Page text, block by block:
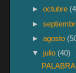
►octubre
►
►agosto
▼ julio (40)